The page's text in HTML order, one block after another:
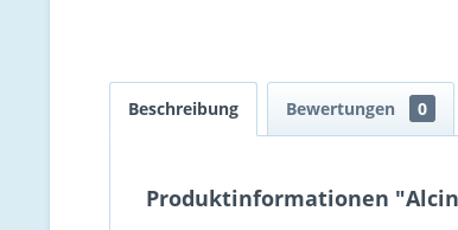
Beschreibung Bewertungen 0
Produktinformationen